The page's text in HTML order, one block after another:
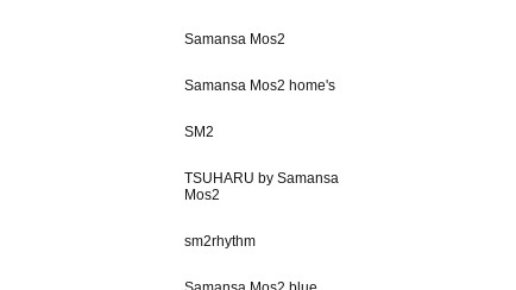
Samansa Mos2
Samansa Mos2 home's
SM2
TSUHARU by Samansa
Mos2
sm2rhythm